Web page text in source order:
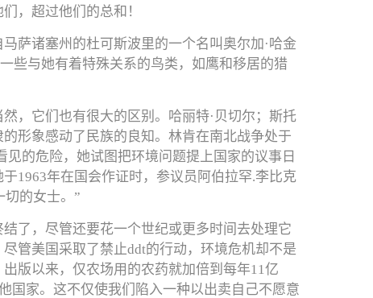
，超过他们的总和！
萨诸塞州的杜可斯波里的一个名叫奥尔加·哈金
些与她有着特殊关系的鸟类，如鹰和移居的猎
，它们也有很大的区别。哈丽特·贝切尔；斯托
形象感动了民族的良知。林肯在南北战争处于
的危险，她试图把环境问题提上国家的议事日
1963年在国会作证时，参议员阿伯拉罕.李比克
切的女士。”
了，尽管还要花一个世纪或更多时间去处理它
管美国采取了禁止ddt的行动，环境危机却不是
版以来，仅农场用的农药就加倍到每年11亿
国家。这不仅使我们陷入一种以出卖自己不愿意